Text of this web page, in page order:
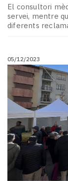
El consultori
servei, mentre
diferents
05/12/2023